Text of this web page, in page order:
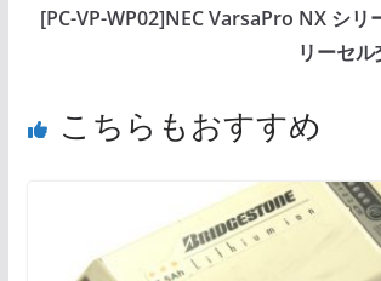
[PC-VP-WP02]NEC VarsaPro NX シリ
リーセ
こちらもおすすめ